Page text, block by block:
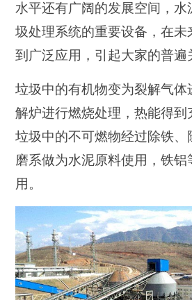
水平还有广阔的发展空间，水
圾处理系统的重要设备，在未
到广泛应用，引起大家的普遍
垃圾中的有机物变为裂解气体
解炉进行燃烧处理，热能得到
垃圾中的不可燃物经过除铁、
磨系做为水泥原料使用，铁铝
用。